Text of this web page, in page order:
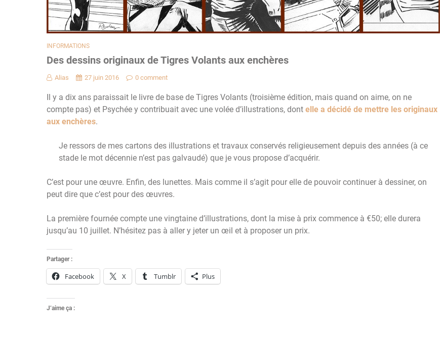
INFORMATIONS
Des dessins originaux de Tigres Volants aux enchères
Alias 27 juin 2016 0 comment
Il y a dix ans paraissait le livre de base de Tigres Volants (troisième édition, mais quand on aime, on ne
compte pas) et Psychée y contribuait avec une volée d’illustrations, dont elle a décidé de mettre les originaux
aux enchères.
Je ressors de mes cartons des illustrations et travaux conservés religieusement depuis des années (à ce
stade le mot décennie n’est pas galvaudé) que je vous propose d’acquérir.
C’est pour une œuvre. Enfin, des lunettes. Mais comme il s’agit pour elle de pouvoir continuer à dessiner, on
peut dire que c’est pour des œuvres.
La première fournée compte une vingtaine d’illustrations, dont la mise à prix commence à €50; elle durera
jusqu’au 10 juillet. N’hésitez pas à aller y jeter un œil et à proposer un prix.
Partager :
Facebook X Tumblr Plus
J’aime ça :